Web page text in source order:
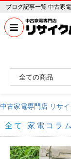
ブログ記事一覧 中古家
中古家電専門店 リサ
全て 家電コラ